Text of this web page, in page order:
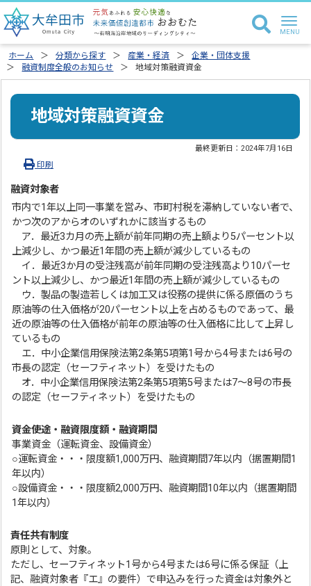
ホーム 分類から探す 産業・経済
企業・団体支援
融資制度全般のお知らせ
地域対策融資資金
地域対策融資資金
最終更新日：2024年7月16日
印刷
融資対象者
市内で1年以上同一事業を営み、市町村税を滞納していない者で、
かつ次のアからオのいずれかに該当するもの
ア．最近3カ月の売上額が前年同期の売上額より5パーセント以
上減少し、かつ最近1年間の売上額が減少しているもの
イ．最近3か月の受注残高が前年同期の受注残高より10パーセ
ント以上減少し、かつ最近1年間の売上額が減少しているもの
ウ．製品の製造若しくは加工又は役務の提供に係る原価のうち
原油等の仕入価格が20パーセント以上を占めるものであって、最
近の原油等の仕入価格が前年の原油等の仕入価格に比して上昇し
ているもの
エ．中小企業信用保険法第2条第5項第1号から4号または6号の
市長の認定（セーフティネット）を受けたもの
オ．中小企業信用保険法第2条第5項第5号または7～8号の市長
の認定（セーフティネット）を受けたもの
資金使途・融資限度額・融資期間
事業資金（運転資金、設備資金）
○運転資金・・・限度額1,000万円、融資期間7年以内（据置期間1
年以内）
○設備資金・・・限度額2,000万円、融資期間10年以内（据置期間
1年以内）
責任共有制度
原則として、対象。
ただし、セーフティネット1号から4号または6号に係る保証（上
記、融資対象者『エ』の要件）で申込みを行った資金は対象外と